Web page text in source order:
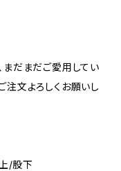
だまだご愛用してい
注文よろしくお願いし
/股下